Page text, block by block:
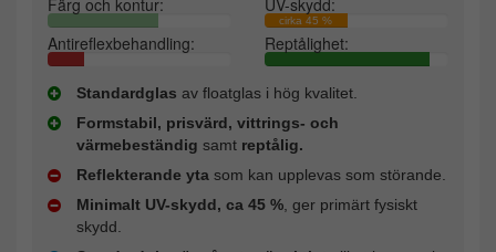
cirka 45 %
Antireflexbehandling: Reptålighet:
Standardglas av floatglas i hög kvalitet.
Formstabil, prisvärd, vittrings- och
värmebeständig samt reptålig.
Reflekterande yta som kan upplevas som störande.
Minimalt UV-skydd, ca 45 % , ger primärt fysiskt
skydd.